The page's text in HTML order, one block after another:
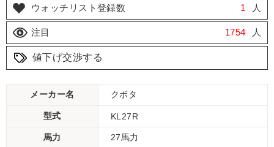
ウォッチリスト登録数 1 人
注目 1754 人
値下げ交渉する
メーカー名 クボタ
型式 KL27R
馬力 27馬力